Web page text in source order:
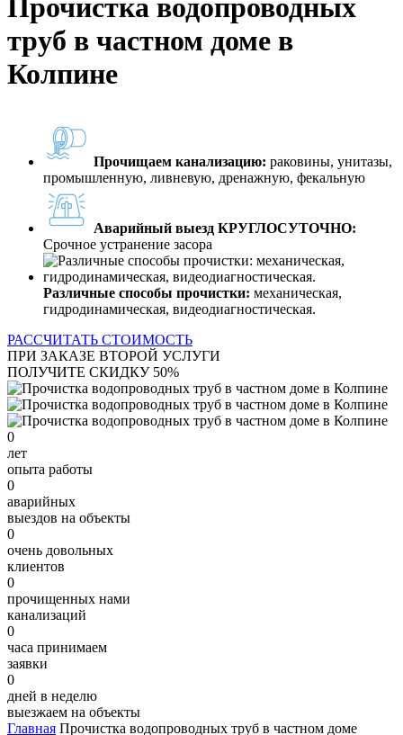
Прочистка водопроводных
труб в частном доме в
Колпине
Прочищаем канализацию: раковины, унитазы,
промышленную, ливневую, дренажную, фекальную
Аварийный выезд КРУГЛОСУТОЧНО:
Срочное устранение засора
Различные способы прочистки: механическая,
гидродинамическая, видеодиагностическая.
РАССЧИТАТЬ СТОИМОСТЬ
ПРИ ЗАКАЗЕ ВТОРОЙ УСЛУГИ
ПОЛУЧИТЕ СКИДКУ 50%
0
лет
опыта работы
0
аварийных
выездов на объекты
0
очень довольных
клиентов
0
прочищенных нами
канализаций
0
часа принимаем
заявки
0
дней в неделю
выезжаем на объекты
Главная Прочистка водопроводных труб в частном доме